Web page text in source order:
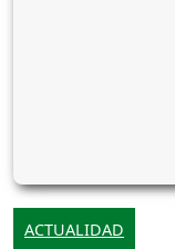
ACTUALIDAD